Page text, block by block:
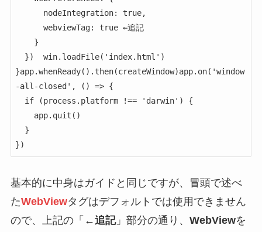
}app.whenReady().then(createWindow)app.on('window
-all-closed', () => {
})
基本的に中身はガイドと同じですが、冒頭で述べ
たWebViewタグはデフォルトでは使用できません
ので、上記の「 ←追記」部分の通り、 WebViewを